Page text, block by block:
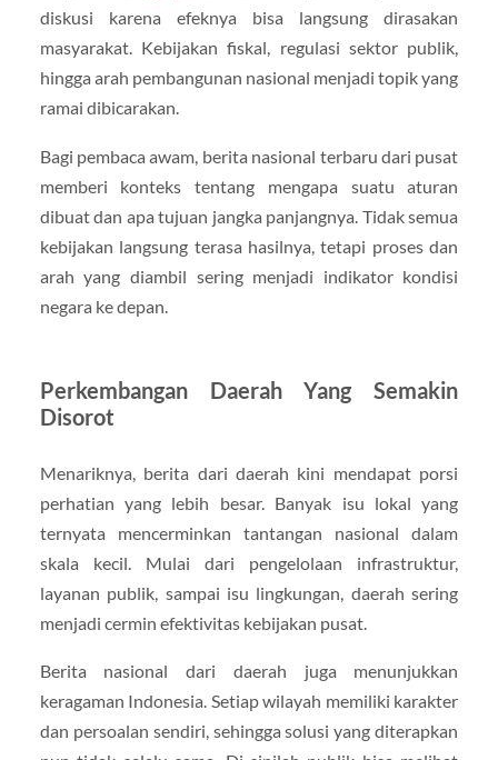
diskusi karena efeknya bisa langsung dirasakan
masyarakat. Kebijakan fiskal, regulasi sektor publik,
hingga arah pembangunan nasional menjadi topik yang
ramai dibicarakan.
Bagi pembaca awam, berita nasional terbaru dari pusat
memberi konteks tentang mengapa suatu aturan
dibuat dan apa tujuan jangka panjangnya. Tidak semua
kebijakan langsung terasa hasilnya, tetapi proses dan
arah yang diambil sering menjadi indikator kondisi
negara ke depan.
Perkembangan Daerah Yang Semakin
Disorot
Menariknya, berita dari daerah kini mendapat porsi
perhatian yang lebih besar. Banyak isu lokal yang
ternyata mencerminkan tantangan nasional dalam
skala kecil. Mulai dari pengelolaan infrastruktur,
layanan publik, sampai isu lingkungan, daerah sering
menjadi cermin efektivitas kebijakan pusat.
Berita nasional dari daerah juga menunjukkan
keragaman Indonesia. Setiap wilayah memiliki karakter
dan persoalan sendiri, sehingga solusi yang diterapkan